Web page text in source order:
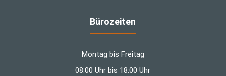
Bürozeiten
Montag bis Freitag
08:00 Uhr bis 18:00 Uhr